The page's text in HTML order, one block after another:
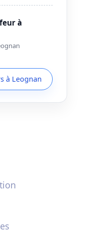
à
à Leognan